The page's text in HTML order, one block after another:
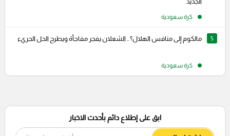
كرة سعودية
5 مالكوم إلى منافس الهلال؟.. الشعلان يفجر مفاجأة ويطرح الحل الجريء
كرة سعودية
ابق على إطلاع دائم بأحدث الاخبار